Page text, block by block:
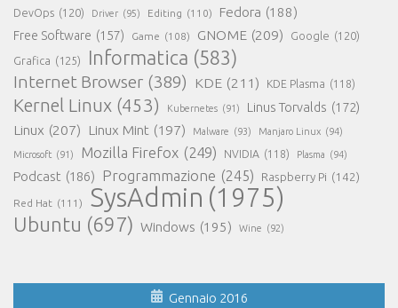
DevOps (120) Driver (95) Editing (110) Fedora (188)
Free Software (157) Game (108) GNOME (209) Google (120)
Grafica (125) Informatica (583)
Internet Browser (389) KDE (211) KDE Plasma (118)
Kernel Linux (453) Kubernetes (91) Linus Torvalds (172)
Linux (207) Linux Mint (197) Malware (93) Manjaro Linux (94)
Microsoft (91) Mozilla Firefox (249) NVIDIA (118) Plasma (94)
Podcast (186) Programmazione (245) Raspberry Pi (142)
Red Hat (111) SysAdmin (1975)
Ubuntu (697) Windows (195) Wine (92)
Gennaio 2016